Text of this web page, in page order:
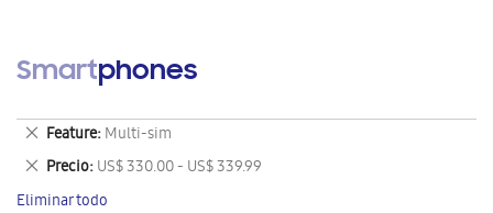
Smartphones
Feature Multi-sim
Eliminar
este
artículo
Precio US$ 330.00 - US$ 339.99
Eliminar
este
Eliminar todo